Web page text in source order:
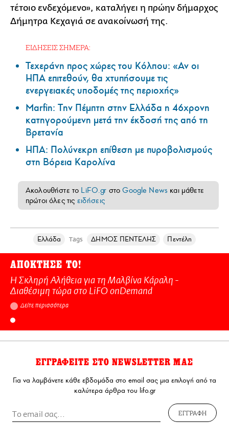
τέτοιο ενδεχόμενο», καταλήγει η πρώην δήμαρχος
Δήμητρα Κεχαγιά σε ανακοίνωσή της.
ΕΙΔΗΣΕΙΣ ΣΗΜΕΡΑ:
Τεχεράνη προς χώρες του Κόλπου: «Αν οι
ΗΠΑ επιτεθούν, θα χτυπήσουμε τις
ενεργειακές υποδομές της περιοχής»
Marfin: Την Πέμπτη στην Ελλάδα η 46χρονη
κατηγορούμενη μετά την έκδοσή της από τη
Βρετανία
ΗΠΑ: Πολύνεκρη επίθεση με πυροβολισμούς
στη Βόρεια Καρολίνα
Ακολουθήστε το LiFO.gr στοGoogle News και μάθετε
πρώτοι όλες τις ειδήσεις
Ελλάδα Tags ΔΗΜΟΣ ΠΕΝΤΕΛΗΣ Πεντέλη
ΑΠΟΚΤΗΣΕ ΤΟ!
Η Σκληρή Αλήθεια για τη Μαλβίνα Κάραλη -
Διαθέσιμη τώρα στo LiFO onDemand
Δείτε περισσότερα
ΕΓΓΡΑΦΕΙΤΕ ΣΤΟ NEWSLETTER ΜΑΣ
Για να λαμβάνετε κάθε εβδομάδα στο email σας μια επιλογή από τα
καλύτερα άρθρα του lifo.gr
ΕΓΓΡΑΦΗ